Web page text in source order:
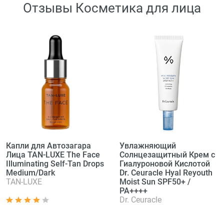
Отзывы Косметика для лица
Капли для Автозагара
Лица TAN-LUXE The Face
Illuminating Self-Tan Drops
Medium/Dark
TAN-LUXE
Увлажняющий
Солнцезащитный Крем с
Гиалуроновой Кислотой
Dr. Ceuracle Hyal Reyouth
Moist Sun SPF50+ /
PA++++
Dr. Ceuracle